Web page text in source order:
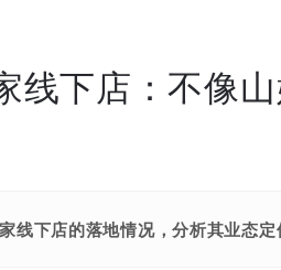
线下店：不像
线下店的落地情况，分析其业态